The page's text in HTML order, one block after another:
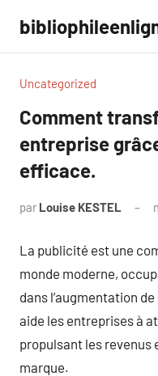
contenu
Uncategorized
Comment
entreprise
efficace.
par Louise KESTEL
La publicité est une
monde moderne,
dans l’augmentation
aide les entreprises à
propulsant les revenus
marque.